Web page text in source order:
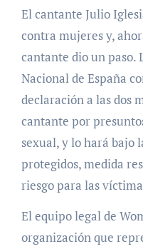
El cantante Julio Iglesias es acusado de agresiones
contra mujeres y,
cantante dio un paso.
Nacional de España
declaración a las dos
cantante por
sexual, y lo hará bajo
protegidos, medida
riesgo para las
El equipo legal de
organización que